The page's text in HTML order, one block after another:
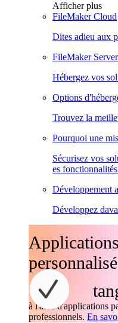
Afficher plus
FileMaker Cloud
Dites adieu aux
FileMaker Server
Hébergez vos
Options
Trouvez la
Pourquoi une
Sécurisez vos
es
Développement
Développez
Applications
à l'aide d'applications
professionnels. En